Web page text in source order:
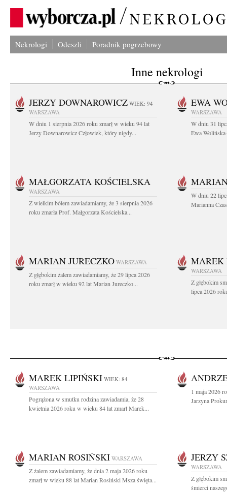
Nekrologi Odeszli Poradnik pogrzebowy
Inne nekrologi
JERZY DOWNAROWICZ WIEK: 94
WARSZAWA
W dniu 1 sierpnia 2026 roku zmarł w wieku 94 lat
Jerzy Downarowicz Człowiek, który nigdy...
EWA
WARSZAWA
W dniu 31
Ewa
MAŁGORZATA KOŚCIELSKA
WARSZAWA
Z wielkim bólem zawiadamiamy, że 3 sierpnia 2026
roku zmarła Prof. Małgorzata Kościelska...
W dniu 22
Marianna
MARIAN JURECZKO WARSZAWA
Z głębokim żalem zawiadamiamy, że 29 lipca 2026
roku zmarł w wieku 92 lat Marian Jureczko...
MAREK
WARSZAWA
Z głębokim
lipca 2026
MAREK LIPIŃSKI WIEK: 84
WARSZAWA
Pogrążona w smutku rodzina zawiadamia, że 28
kwietnia 2026 roku w wieku 84 lat zmarł Marek...
1 maja 2026
Jarzyna
MARIAN ROSIŃSKI WARSZAWA
Z żalem zawiadamiamy, że dnia 2 maja 2026 roku
zmarł w wieku 88 lat Marian Rosiński Msza święta...
JERZY
WARSZAWA
Z głębokim
śmierci